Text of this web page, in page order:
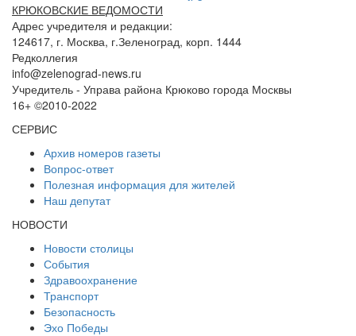
КРЮКОВСКИЕ ВЕДОМОСТИ
Адрес учредителя и редакции:
124617, г. Москва, г.Зеленоград, корп. 1444
Редколлегия
info@zelenograd-news.ru
Учредитель - Управа района Крюково города Москвы
16+ ©2010-2022
СЕРВИС
Архив номеров газеты
Вопрос-ответ
Полезная информация для жителей
Наш депутат
НОВОСТИ
Новости столицы
События
Здравоохранение
Транспорт
Безопасность
Эхо Победы